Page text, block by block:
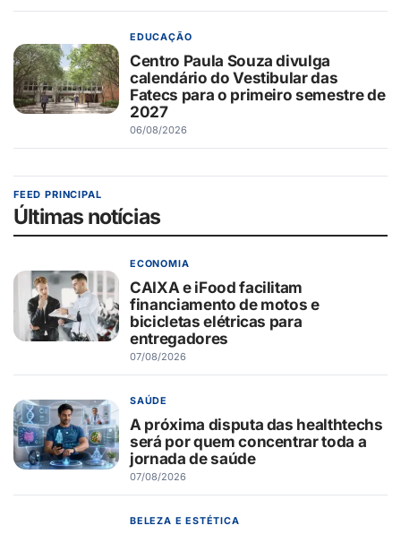
EDUCAÇÃO
Centro Paula Souza divulga
calendário do Vestibular das
Fatecs para o primeiro semestre de
2027
06/08/2026
FEED PRINCIPAL
Últimas notícias
ECONOMIA
CAIXA e iFood facilitam
financiamento de motos e
bicicletas elétricas para
entregadores
07/08/2026
SAÚDE
A próxima disputa das healthtechs
será por quem concentrar toda a
jornada de saúde
07/08/2026
BELEZA E ESTÉTICA